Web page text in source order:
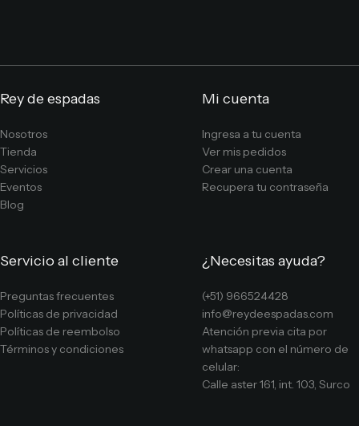
Rey de espadas
Nosotros
Tienda
Servicios
Eventos
Blog
Mi cuenta
Ingresa a tu cuenta
Ver mis pedidos
Crear una cuenta
Recupera tu contraseña
Servicio al cliente
Preguntas frecuentes
Políticas de privacidad
Políticas de reembolso
Términos y condiciones
¿Necesitas ayuda?
(+51) 966524428
info@reydeespadas.com
Atención previa cita por
whatsapp con el número de
celular:
Calle aster 161, int. 103, Surco